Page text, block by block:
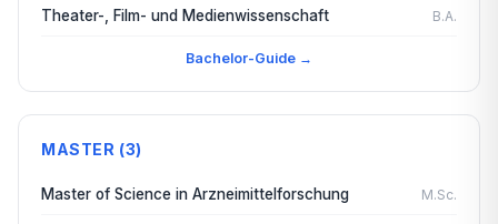
Theater-, Film- und Medienwissenschaft B.A.
Bachelor-Guide →
MASTER (3)
Master of Science in Arzneimittelforschung M.Sc.